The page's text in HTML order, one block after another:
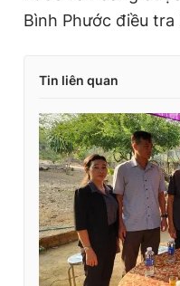
Bình Phước điều tra
Tin liên quan